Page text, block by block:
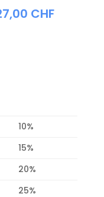
CHF
10%
15%
20%
25%